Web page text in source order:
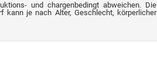
und chargenbedingt abweichen. Die
kann je nach Alter, Geschlecht, körperlicher